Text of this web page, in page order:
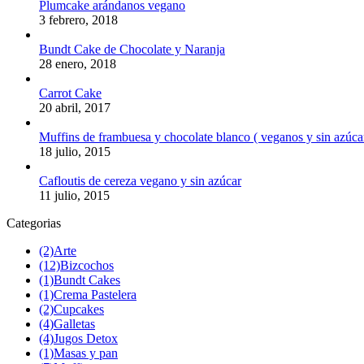
Plumcake arándanos vegano
3 febrero, 2018
Bundt Cake de Chocolate y Naranja
28 enero, 2018
Carrot Cake
20 abril, 2017
Muffins de frambuesa y chocolate blanco ( veganos y sin
18 julio, 2015
Cafloutis de cereza vegano y sin azúcar
11 julio, 2015
Categorias
(2)Arte
(12)Bizcochos
(1)Bundt Cakes
(1)Crema Pastelera
(2)Cupcakes
(4)Galletas
(4)Jugos Detox
(1)Masas y pan